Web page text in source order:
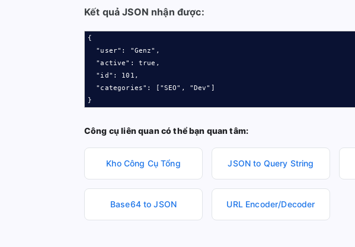
Kết quả JSON nhận được:
{
  "user": "Genz",
  "active": true,
  "id": 101,
  "categories": ["SEO", "Dev"]
}
Công cụ liên quan có thể bạn quan tâm:
Kho Công Cụ Tổng JSON to Query String
Base64 to JSON URL Encoder/Decoder